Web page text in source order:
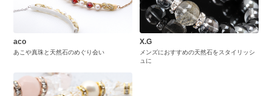
aco
あこや真珠と天然石のめぐり会い
X.G
メンズにおすすめの天然石をスタイリッシ
ュに